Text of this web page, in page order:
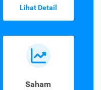
Lihat Detail
Saham